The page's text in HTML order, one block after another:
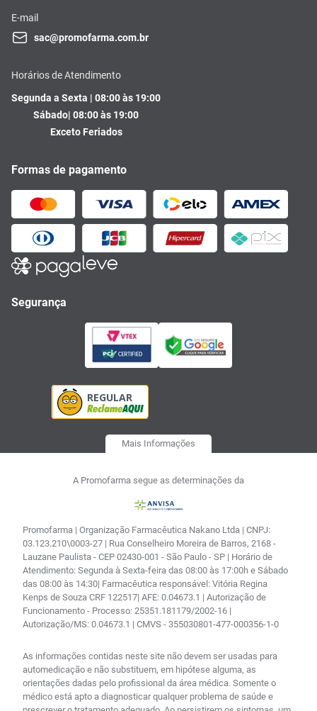
E-mail
sac@promofarma.com.br
Horários de Atendimento
Segunda a Sexta | 08:00 às 19:00
Sábado| 08:00 às 19:00
Exceto Feriados
Formas de pagamento
Segurança
Mais Informações
A Promofarma segue as determinações da
Promofarma | Organização Farmacêutica Nakano Ltda | CNPJ:
03.123.210\0003-27 | Rua Conselheiro Moreira de Barros, 2168 -
Lauzane Paulista - CEP 02430-001 - São Paulo - SP | Horário de
Atendimento: Segunda à Sexta-feira das 08:00 às 17:00h e Sábado
das 08:00 às 14:30| Farmacêutica responsável: Vitória Regina
Kenps de Souza CRF 122517| AFE: 0.04673.1 | Autorização de
Funcionamento - Processo: 25351.181179/2002-16 |
Autorização/MS: 0.04673.1 | CMVS - 355030801-477-000356-1-0
As informações contidas neste site não devem ser usadas para
automedicação e não substituem, em hipótese alguma, as
orientações dadas pelo profissional da área médica. Somente o
médico está apto a diagnosticar qualquer problema de saúde e